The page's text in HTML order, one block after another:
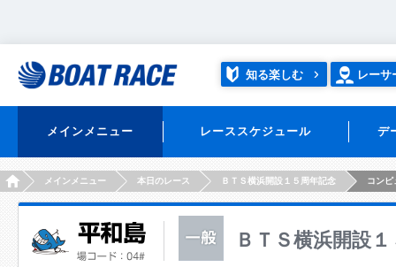
知る楽しむ レーサ
メインメニュー レーススケジュール デ
HOMEメインメニュー 本日のレース ＢＴＳ横浜開設１５周年記念 コンピ
ＢＴＳ横浜開設